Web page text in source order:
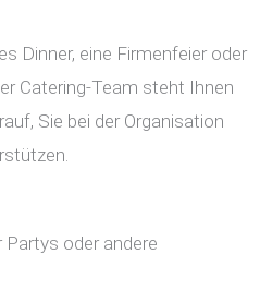
Dinner, eine Firmenfeier oder
Catering-Team steht Ihnen
Sie bei der Organisation
oder andere